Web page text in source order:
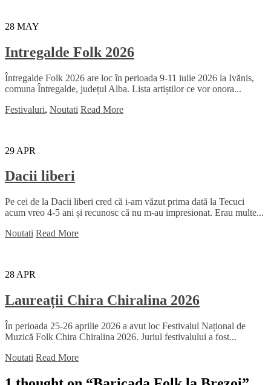
28 MAY
Intregalde Folk 2026
Întregalde Folk 2026 are loc în perioada 9-11 iulie 2026 la Ivănis,
comuna Întregalde, județul Alba. Lista artiștilor ce vor onora...
Festivaluri, Noutati Read More
29 APR
Dacii liberi
Pe cei de la Dacii liberi cred că i-am văzut prima dată la Tecuci
acum vreo 4-5 ani și recunosc că nu m-au impresionat. Erau multe...
Noutati Read More
28 APR
Laureații Chira Chiralina 2026
În perioada 25-26 aprilie 2026 a avut loc Festivalul Național de
Muzică Folk Chira Chiralina 2026. Juriul festivalului a fost...
Noutati Read More